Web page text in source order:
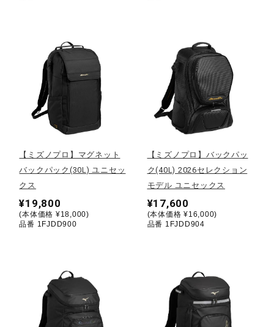
バレーボール
テニス／ソフトテニス
ソフトボール
柔道
【ミズノプロ】マグネット
バックパック(30L) ユニセッ
クス
¥19,800
(本体価格 ¥18,000)
品番 1FJDD900
【ミズノプロ】バックパッ
ク(40L) 2026セレクション
モデル ユニセックス
¥17,600
(本体価格 ¥16,000)
品番 1FJDD904